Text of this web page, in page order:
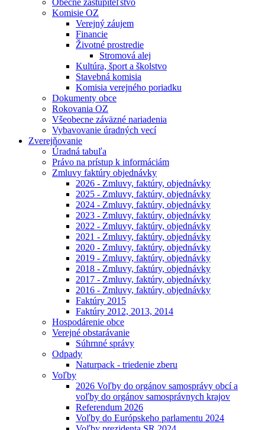
Obecné zastupiteľstvo
Komisie OZ
Verejný záujem
Financie
Životné prostredie
Stromová alej
Kultúra, šport a školstvo
Stavebná komisia
Komisia verejného poriadku
Dokumenty obce
Rokovania OZ
Všeobecne záväzné nariadenia
Vybavovanie úradných vecí
Zverejňovanie
Úradná tabuľa
Právo na prístup k informáciám
Zmluvy faktúry objednávky
2026 - Zmluvy, faktúry, objednávky
2025 - Zmluvy, faktúry, objednávky
2024 - Zmluvy, faktúry, objednávky
2023 - Zmluvy, faktúry, objednávky
2022 - Zmluvy, faktúry, objednávky
2021 - Zmluvy, faktúry, objednávky
2020 - Zmluvy, faktúry, objednávky
2019 - Zmluvy, faktúry, objednávky
2018 - Zmluvy, faktúry, objednávky
2017 - Zmluvy, faktúry, objednávky
2016 - Zmluvy, faktúry, objednávky
Faktúry 2015
Faktúry 2012, 2013, 2014
Hospodárenie obce
Verejné obstarávanie
Súhrnné správy
Odpady
Naturpack - triedenie zberu
Voľby
2026 Voľby do orgánov samosprávy obcí a
voľby do orgánov samosprávnych krajov
Referendum 2026
Voľby do Európskeho parlamentu 2024